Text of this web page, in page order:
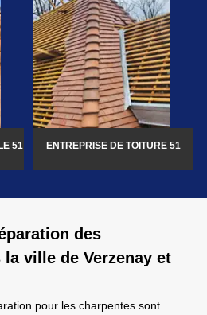
51 ENTREPRISE DE TOITURE 51
des
ville de Verzenay et
pour les charpentes sont